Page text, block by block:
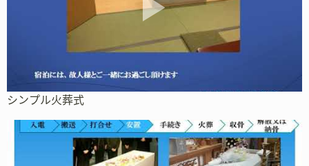
シンプル火葬式